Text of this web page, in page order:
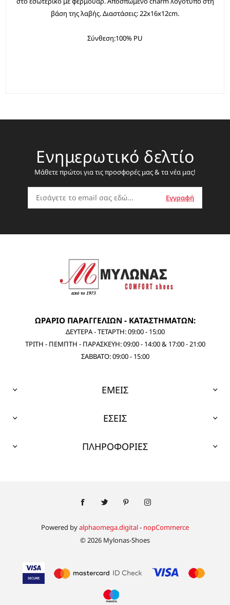
βάση της λαβής. Διαστάσεις: 22x16x12cm.
Σύνθεση:100% PU
Ενημερωτικό δελτίο
Μάθετε πρώτοι για τις προσφορές μας & τα νέα μας!
ΩΡΑΡΙΟ ΠΑΡΑΓΓΕΛΙΩΝ - ΚΑΤΑΣΤΗΜΑΤΩΝ:
ΔΕΥΤΕΡΑ - ΤΕΤΑΡΤΗ: 09:00 - 15:00
ΤΡΙΤΗ - ΠΕΜΠΤΗ - ΠΑΡΑΣΚΕΥΗ: 09:00 - 14:00 & 17:00 - 21:00
ΣΑΒΒΑΤΟ: 09:00 - 15:00
ΕΜΕΙΣ
ΕΣΕΙΣ
ΠΛΗΡΟΦΟΡΙΕΣ
Powered byalphaomega.digital- nopCommerce
© 2026 Mylonas-Shoes